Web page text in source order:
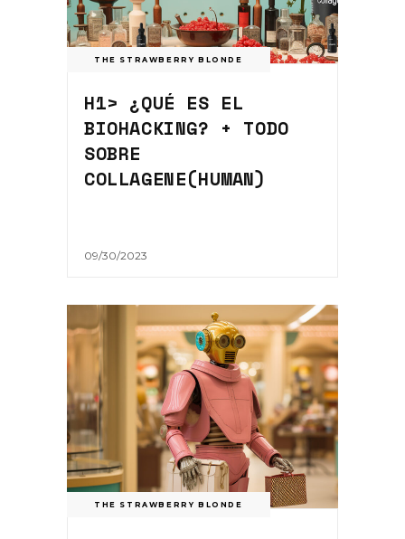
THE STRAWBERRY BLONDE
H1> ¿QUÉ ES EL
BIOHACKING? + TODO
SOBRE
COLLAGENE(HUMAN)
09/30/2023
THE STRAWBERRY BLONDE